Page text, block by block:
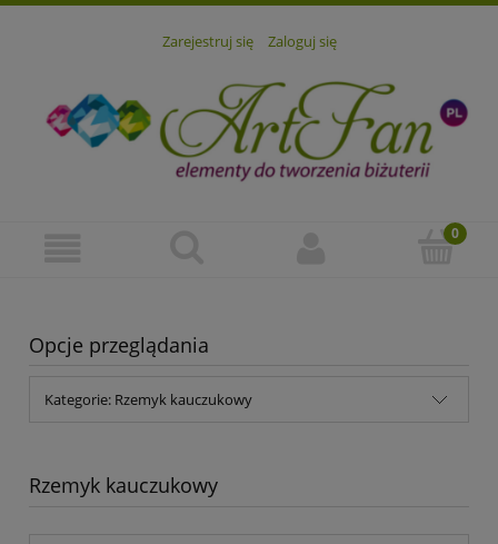
Zarejestruj się Zaloguj się
Opcje przeglądania
Kategorie: Rzemyk kauczukowy
Rzemyk kauczukowy